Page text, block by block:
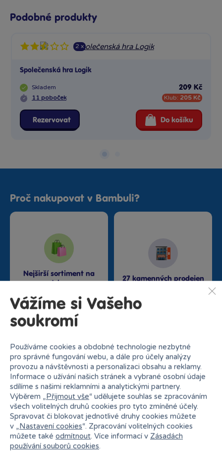
Podobné produkty
2 x
Společenská hra Logik
Skladem
11 poboček
209 Kč
Klub: 205 Kč
Rezervovat Do košíku
Proč nakupovat v Bambuli?
Nejširší sortiment na
trhu
27 kamenných prodejen
Doprava zdarma od
1500 Kč
Rezervace na prodejně
zdarma
Vážíme si Vašeho
soukromí
Používáme cookies a obdobné technologie nezbytné
pro správné fungování webu, a dále pro účely analýzy
provozu a návštěvnosti a personalizaci obsahu a reklamy.
Informace o užívání našich stránek a vybrané osobní údaje
sdílíme s našimi reklamními a analytickými partnery.
Výběrem „Přijmout vše“ udělujete souhlas se zpracováním
všech volitelných druhů cookies pro tyto zmíněné účely.
Spravovat či blokovat jednotlivé druhy cookies můžete
v „Nastavení cookies“. Zpracování volitelných cookies
můžete také odmítnout. Více informací v Zásadách
používání souborů cookies.